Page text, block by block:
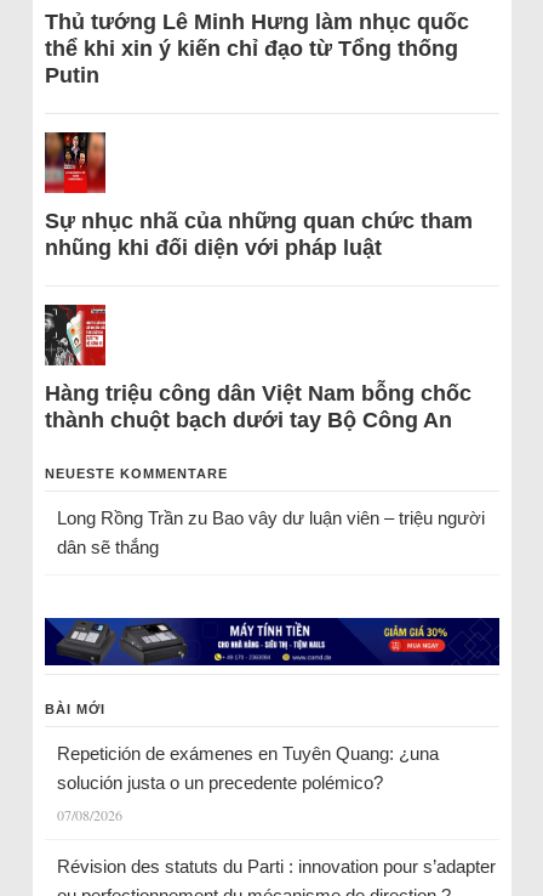
Thủ tướng Lê Minh Hưng làm nhục quốc
thể khi xin ý kiến chỉ đạo từ Tổng thống
Putin
Sự nhục nhã của những quan chức tham
nhũng khi đối diện với pháp luật
Hàng triệu công dân Việt Nam bỗng chốc
thành chuột bạch dưới tay Bộ Công An
NEUESTE KOMMENTARE
Long Rồng Trầnzu Bao vây dư luận viên – triệu người
dân sẽ thắng
BÀI MỚI
Repetición de exámenes en Tuyên Quang: ¿una
solución justa o un precedente polémico?
07/08/2026
Révision des statuts du Parti : innovation pour s’adapter